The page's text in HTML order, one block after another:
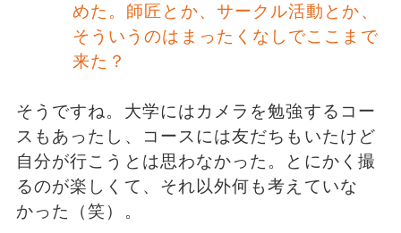
めた。師匠とか、サークル活動とか、
そういうのはまったくなしでここまで
来た？
そうですね。大学にはカメラを勉強するコー
スもあったし、コースには友だちもいたけど
自分が行こうとは思わなかった。とにかく撮
るのが楽しくて、それ以外何も考えていな
かった（笑）。